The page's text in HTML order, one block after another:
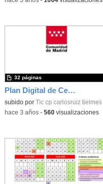
Plan Digital de Centro (CARLOS RUIZ)
subido por Tic cp carlosruiz tielmes
32 páginas
-hace 3 años- 560visualizaciones